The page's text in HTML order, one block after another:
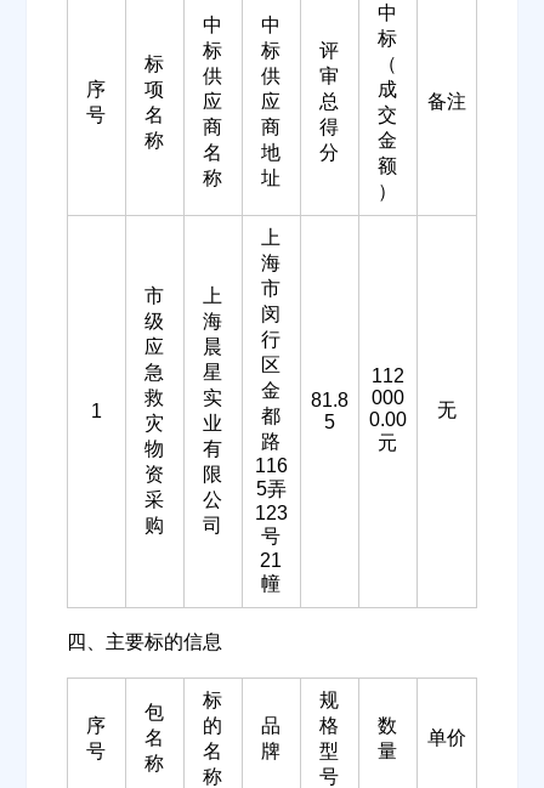
序
号
标
项
名
称
中
标
供
应
商
名
称
中
标
供
应
商
地
址
评
审
总
得
分
中
标
（
成
交
金
额
）
备注
1
市
级
应
急
救
灾
物
资
采
购
上
海
晨
星
实
业
有
限
公
司
上
海
市
闵
行
区
金
都
路
116
5弄
123
号
21
幢
81.8
5
112
000
0.00
元
无
四、主要标的信息
序
号
包
名
称
标
的
名
称
品
牌
规
格
型
号
数
量
单价